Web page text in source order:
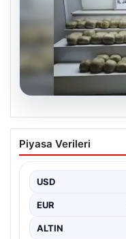
07.08.2026
Hakkari’de
Uyuşturucu
gerçekleştirilen
esrar ele geçirildi.…
Piyasa Verileri
USD
EUR
ALTIN